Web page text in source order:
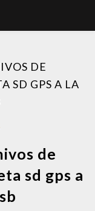
DE
SD GPS A LA
de
sd gps a